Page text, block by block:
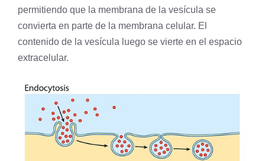
permitiendo que la membrana de la vesícula se
convierta en parte de la membrana celular. El
contenido de la vesícula luego se vierte en el espacio
extracelular.